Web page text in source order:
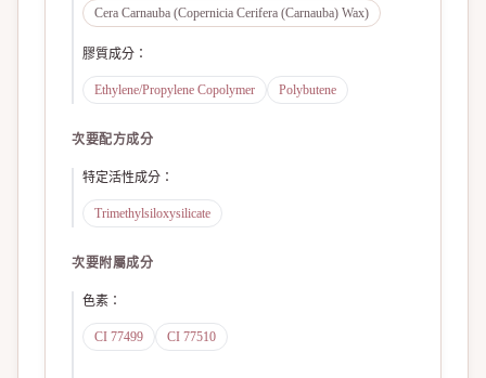
Cera Carnauba (Copernicia Cerifera (Carnauba) Wax)
膠質成分 ：
Ethylene/Propylene Copolymer Polybutene
次要配方成分
特定活性成分 ：
Trimethylsiloxysilicate
次要附屬成分
色素 ：
CI 77499 CI 77510